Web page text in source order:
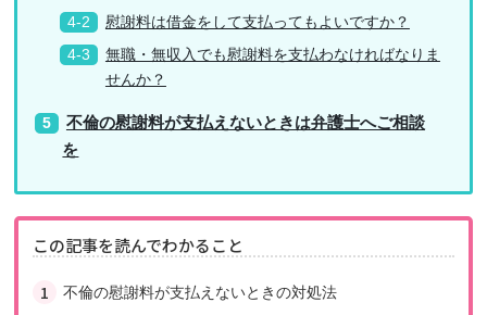
慰謝料は借金をして支払ってもよいですか？
無職・無収入でも慰謝料を支払わなければなりま
せんか？
不倫の慰謝料が支払えないときは弁護士へご相談
を
この記事を読んでわかること
不倫の慰謝料が支払えないときの対処法